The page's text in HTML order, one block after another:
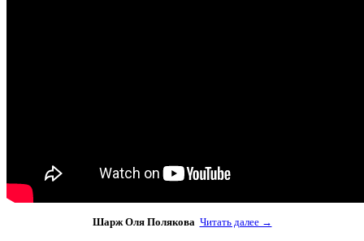
Шарж Оля Полякова Читать далее →